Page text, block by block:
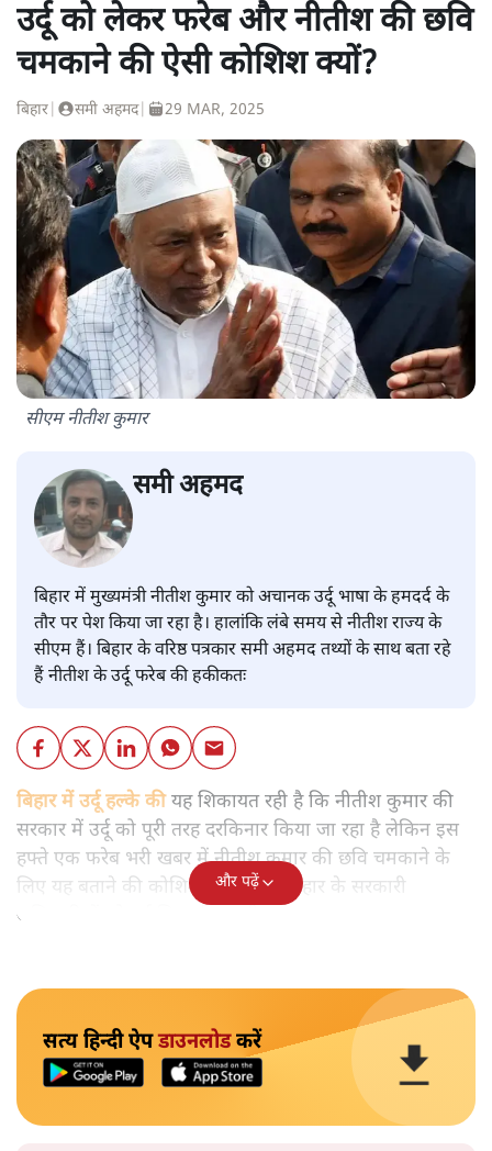
उर्दू को लेकर फरेब और नीतीश की छवि
चमकाने की ऐसी कोशिश क्यों?
बिहार समी अहमद| 29 MAR, 2025
सीएम नीतीश कुमार
समी अहमद
बिहार में मुख्यमंत्री नीतीश कुमार को अचानक उर्दू भाषा के हमदर्द के
तौर पर पेश किया जा रहा है। हालांकि लंबे समय से नीतीश राज्य के
सीएम हैं। बिहार के वरिष्ठ पत्रकार समी अहमद तथ्यों के साथ बता रहे
हैं नीतीश के उर्दू फरेब की हकीकतः
बिहार में उर्दू हल्के कीयह शिकायत रही है कि नीतीश कुमार की
सरकार में उर्दू को पूरी तरह दरकिनार किया जा रहा है लेकिन इस
हफ्ते एक फरेब भरी खबर में नीतीश कुमार की छवि चमकाने के
लिए यह बताने की कोशिश की गई कि बिहार के सरकारी
अधिकारियों को उर्दू सिखाई जाएगी।
और पढ़ें
सत्य हिन्दी ऐपडाउनलोडकरें